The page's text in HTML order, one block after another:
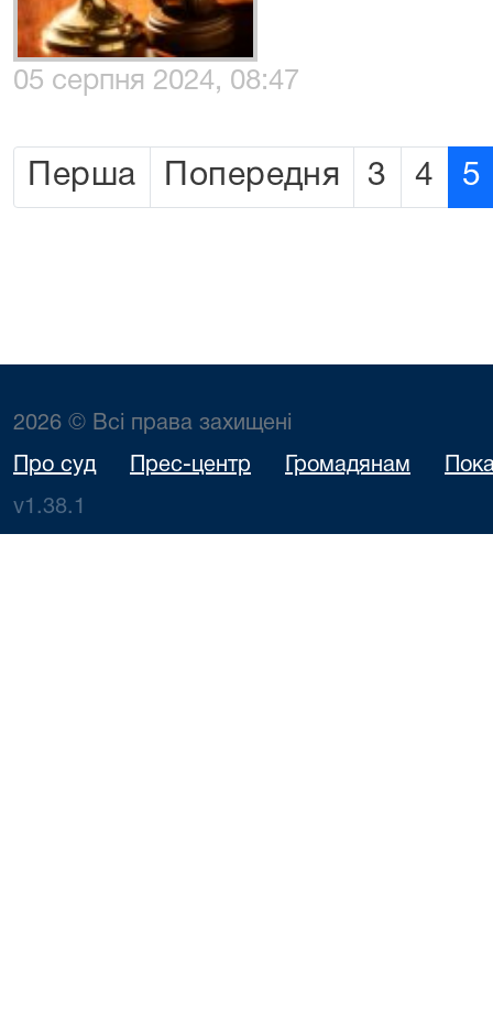
05 серпня 2024, 08:47
Перша Попередня 3 4 5
2026 © Всі права захищені
Про суд Прес-центр Громадянам
v1.38.1